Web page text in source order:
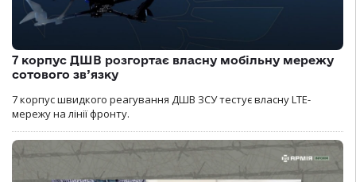
7 корпус ДШВ розгортає власну мобільну мережу
сотового зв’язку
7 корпус швидкого реагування ДШВ ЗСУ тестує власну LTE-
мережу на лінії фронту.